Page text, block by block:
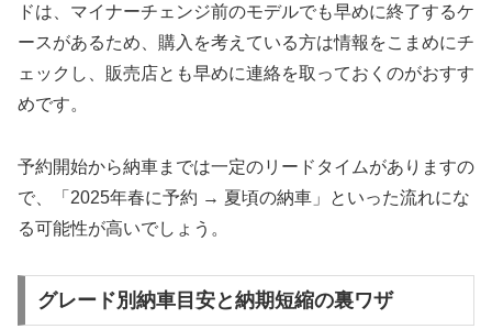
ドは、マイナーチェンジ前のモデルでも早めに終了するケ
ースがあるため、購入を考えている方は情報をこまめにチ
ェックし、販売店とも早めに連絡を取っておくのがおすす
めです。
予約開始から納車までは一定のリードタイムがありますの
で、「2025年春に予約 → 夏頃の納車」といった流れにな
る可能性が高いでしょう。
グレード別納車目安と納期短縮の裏ワザ